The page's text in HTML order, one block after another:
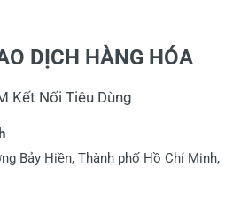
vào bên dưới
DỊCH HÀNG HÓA
Kết Nối Tiêu Dùng
Bảy Hiền, Thành phố Hồ Chí Minh,